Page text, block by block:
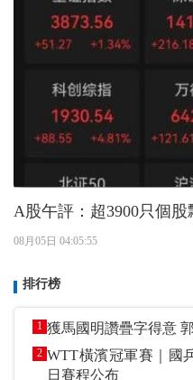
A股午評：超3900只個
08月05日 04:05:55
排行榜
1 獲
2 WTT橫濱冠軍賽｜
日賽程公布